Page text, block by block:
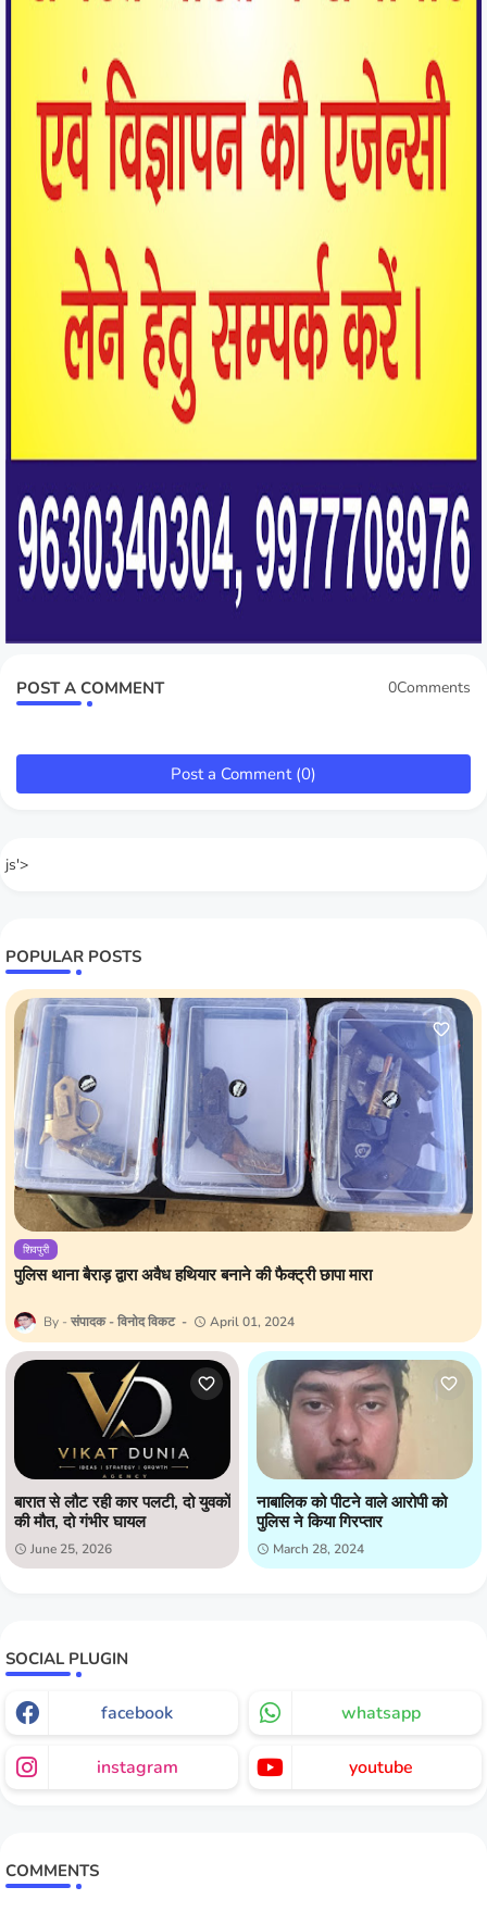
POST A COMMENT 0Comments
Post a Comment (0)
js'>
POPULAR POSTS
शिवपुरी
पुलिस थाना बैराड़ द्वारा अवैध हथियार बनाने की फैक्ट्री छापा मारा
संपादक - विनोद विकट April 01, 2024
बारात से लौट रही कार पलटी, दो युवकों
की मौत, दो गंभीर घायल
June 25, 2026
नाबालिक को पीटने वाले आरोपी को
पुलिस ने किया गिरप्तार
March 28, 2024
SOCIAL PLUGIN
facebook whatsapp
instagram youtube
COMMENTS